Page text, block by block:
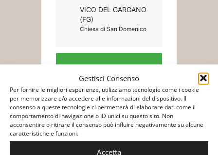
Gestisci Consenso
Per fornire le migliori esperienze, utilizziamo tecnologie come i cookie
per memorizzare e/o accedere alle informazioni del dispositivo. Il
consenso a queste tecnologie ci permetterà di elaborare dati come il
comportamento di navigazione o ID unici su questo sito. Non
acconsentire o ritirare il consenso può influire negativamente su alcune
caratteristiche e funzioni.
Accetta
VICO DEL GARGANO
(FG)
Chiesa di San Domenico